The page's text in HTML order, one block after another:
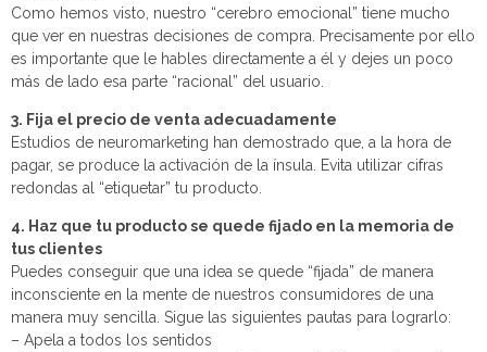
Como hemos visto, nuestro “cerebro emocional” tiene mucho
que ver en nuestras decisiones de compra. Precisamente por ello
es importante que le hables directamente a él y dejes un poco
más de lado esa parte “racional” del usuario.
3. Fija el precio de venta adecuadamente
Estudios de neuromarketing han demostrado que, a la hora de
pagar, se produce la activación de la ínsula. Evita utilizar cifras
redondas al “etiquetar” tu producto.
4. Haz que tu producto se quede fijado en la memoria de
tus clientes
Puedes conseguir que una idea se quede “fijada” de manera
inconsciente en la mente de nuestros consumidores de una
manera muy sencilla. Sigue las siguientes pautas para lograrlo:
– Apela a todos los sentidos